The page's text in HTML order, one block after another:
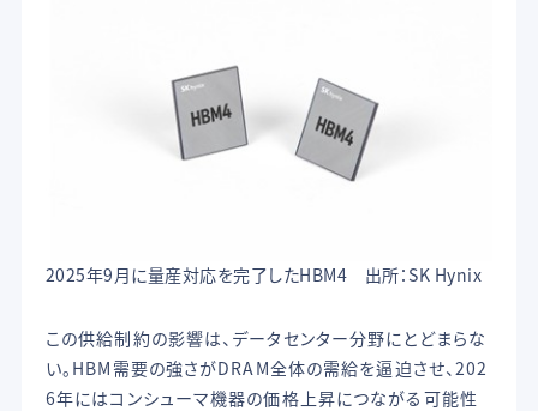
2025年9月に量産対応を完了したHBM4 出所：SK Hynix
この供給制約の影響は、データセンター分野にとどまらな
い。HBM需要の強さがDRAM全体の需給を逼迫させ、202
6年にはコンシューマ機器の価格上昇につながる可能性